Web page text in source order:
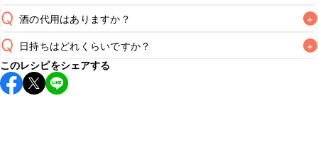
A
Q 酒の代用はありますか？ +
A
Q 日持ちはどれくらいですか？ +
こちらのレシピは出来たてをお召し上がりいただくことをお
すすめします。
このレシピをシェアする